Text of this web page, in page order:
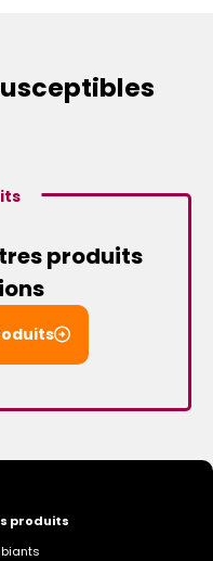
produits
produits